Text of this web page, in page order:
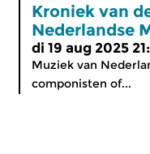
Kroniek van
Nederlandse
di 19 aug 2025
Muziek van
componisten of...